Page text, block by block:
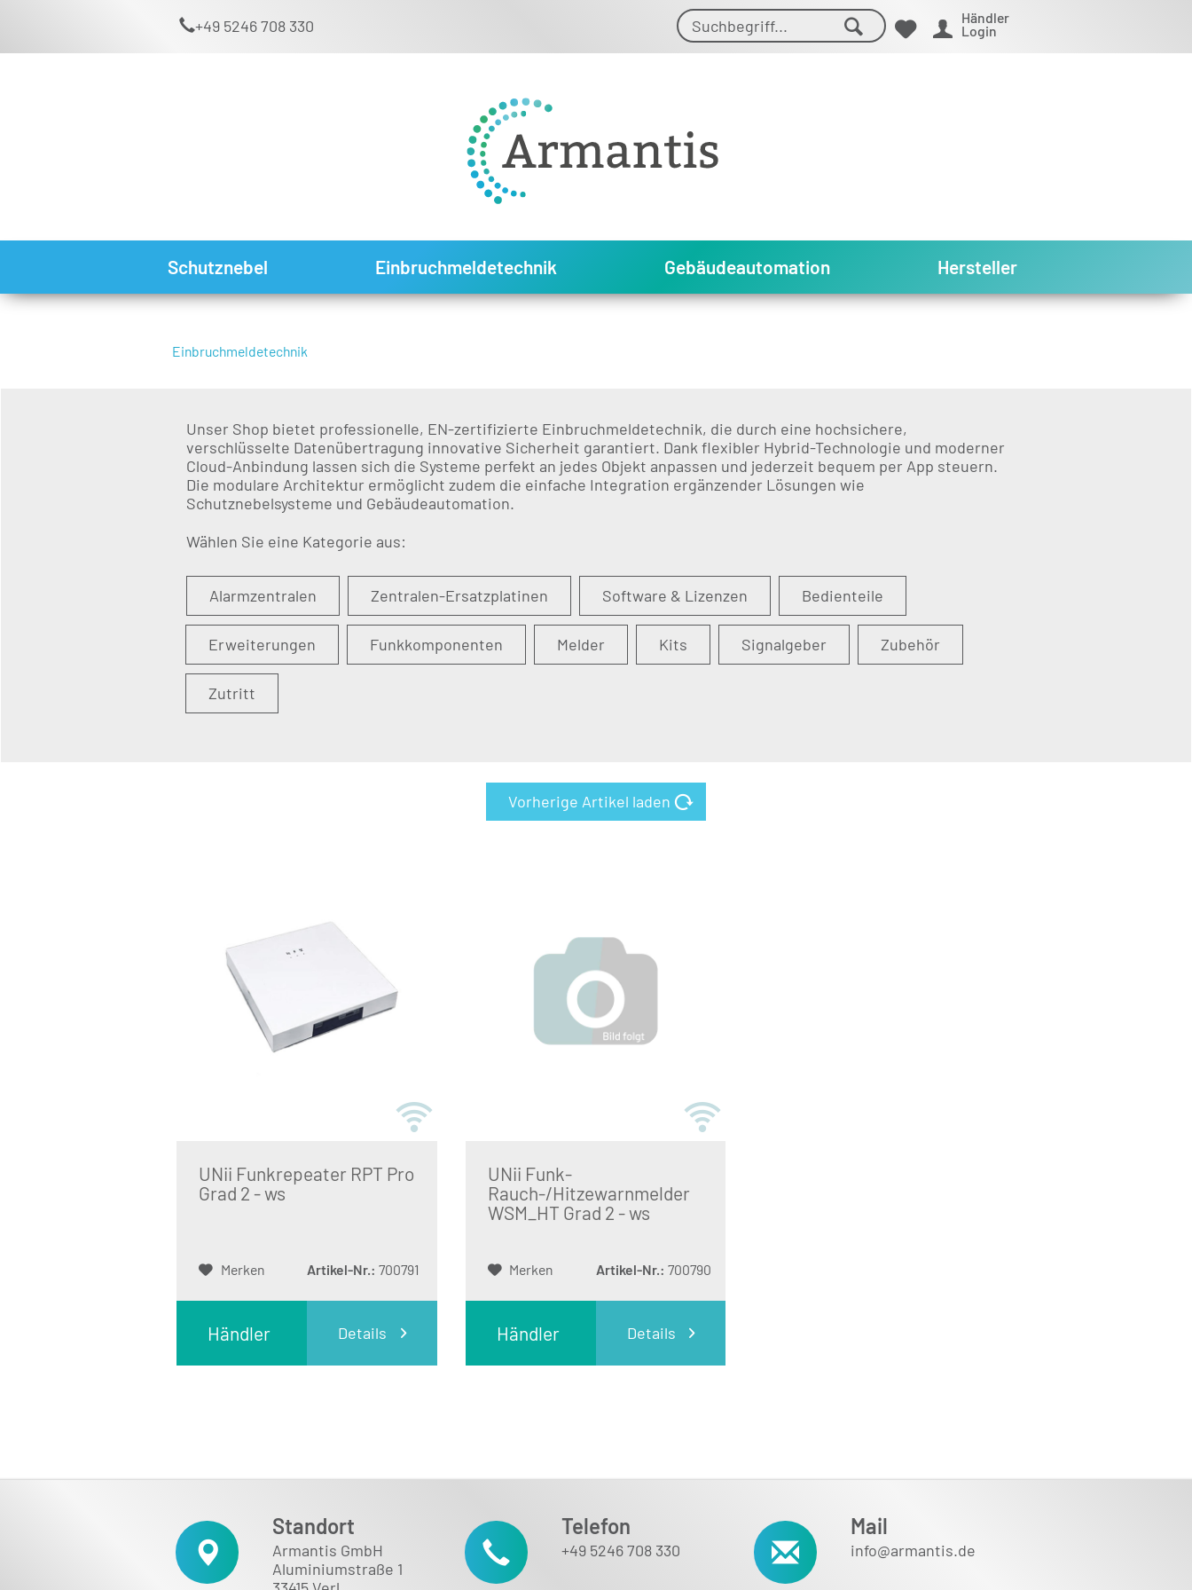
+49 5246 708 330 Händler
Login
Schutznebel Einbruchmeldetechnik Gebäudeautomation Hersteller
Einbruchmeldetechnik
Unser Shop bietet professionelle, EN-zertifizierte Einbruchmeldetechnik, die durch eine hochsichere,
verschlüsselte Datenübertragung innovative Sicherheit garantiert. Dank flexibler Hybrid-Technologie und moderner
Cloud-Anbindung lassen sich die Systeme perfekt an jedes Objekt anpassen und jederzeit bequem per App steuern.
Die modulare Architektur ermöglicht zudem die einfache Integration ergänzender Lösungen wie
Schutznebelsysteme und Gebäudeautomation.
Wählen Sie eine Kategorie aus:
Alarmzentralen Zentralen-Ersatzplatinen Software & Lizenzen Bedienteile
Erweiterungen Funkkomponenten Melder Kits Signalgeber Zubehör
Zutritt
Vorherige Artikel laden
UNii Funkrepeater RPT Pro
Grad 2 - ws
Händler Details
Merken Artikel-Nr.: 700791
UNii Funk-
Rauch-/Hitzewarnmelder
WSM_HT Grad 2 - ws
Händler Details
Merken Artikel-Nr.: 700790
Standort
Armantis GmbH
Aluminiumstraße 1
Telefon
+49 5246 708 330
Mail
info@armantis.de